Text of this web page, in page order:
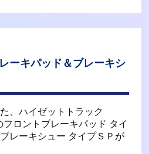
ーキパッド＆ブレーキシ
、ハイゼットトラック
フロントブレーキパッド タイ
レーキシュー タイプＳＰ が